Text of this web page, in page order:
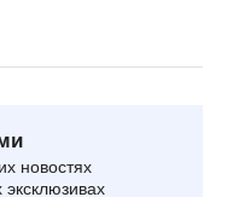
новостях